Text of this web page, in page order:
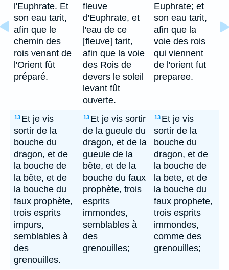
l'Euphrate. Et
son eau tarit,
afin que le
chemin des
rois venant de
l'Orient fût
préparé.
fleuve
d'Euphrate, et
l'eau de ce
[fleuve] tarit,
afin que la voie
des Rois de
devers le soleil
levant fût
ouverte.
Euphrate; et
son eau tarit,
afin que la
voie des rois
qui viennent
de l'orient fut
preparee.
13 Et je vis
sortir de la
bouche du
dragon, et de
la bouche de
la bête, et de
la bouche du
faux prophète,
trois esprits
impurs,
semblables à
des
grenouilles.
13 Et je vis sortir
de la gueule du
dragon, et de la
gueule de la
bête, et de la
bouche du faux
prophète, trois
esprits
immondes,
semblables à
des
grenouilles;
13 Et je vis
sortir de la
bouche du
dragon, et de
la bouche de
la bete, et de
la bouche du
faux prophete,
trois esprits
immondes,
comme des
grenouilles;